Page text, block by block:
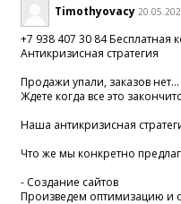
Timothyovacy
+7 938 407 30 84 Бесплатная
Антикризисная стратегия
Продажи упали, заказов нет...
Ждете когда все это
Наша антикризисная
Что же мы конкретно
- Создание сайтов
Произведем оптимизацию и